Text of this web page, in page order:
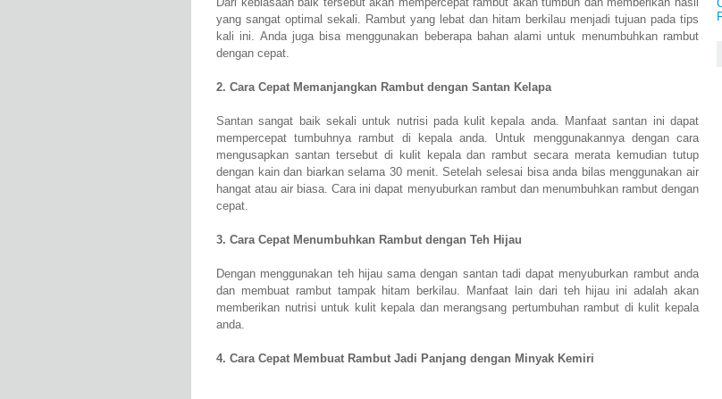
yang sangat optimal sekali. Rambut yang lebat dan hitam berkilau menjadi tujuan pada tips
kali ini. Anda juga bisa menggunakan beberapa bahan alami untuk menumbuhkan rambut
dengan cepat.
2. Cara Cepat Memanjangkan Rambut dengan Santan Kelapa
Santan sangat baik sekali untuk nutrisi pada kulit kepala anda. Manfaat santan ini dapat
mempercepat tumbuhnya rambut di kepala anda. Untuk menggunakannya dengan cara
mengusapkan santan tersebut di kulit kepala dan rambut secara merata kemudian tutup
dengan kain dan biarkan selama 30 menit. Setelah selesai bisa anda bilas menggunakan air
hangat atau air biasa. Cara ini dapat menyuburkan rambut dan menumbuhkan rambut dengan
cepat.
3. Cara Cepat Menumbuhkan Rambut dengan Teh Hijau
Dengan menggunakan teh hijau sama dengan santan tadi dapat menyuburkan rambut anda
dan membuat rambut tampak hitam berkilau. Manfaat lain dari teh hijau ini adalah akan
memberikan nutrisi untuk kulit kepala dan merangsang pertumbuhan rambut di kulit kepala
anda.
4. Cara Cepat Membuat Rambut Jadi Panjang dengan Minyak Kemiri